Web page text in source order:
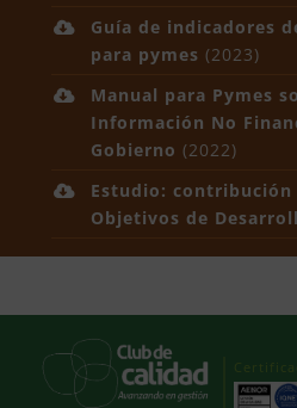
Guía de indicadores
para pymes (2023)
Manual para Pymes
Información No
Gobierno (2022)
Estudio: contribución
Objetivos de